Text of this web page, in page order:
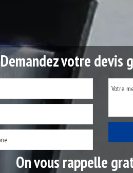
Demandez votre devis
On vous rappelle